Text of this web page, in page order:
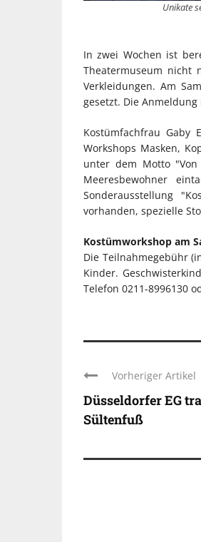
Unikate
In zwei Wochen ist
Theatermuseum nicht
Verkleidungen. Am
gesetzt. Die
Kostümfachfrau Gaby
Workshops Masken,
unter dem Motto
Meeresbewohner
Sonderausstellung
vorhanden, spezielle
Kostümworkshop am
Die Teilnahmegebühr
Kinder.
Telefon 0211-8996130
Vorheriger Artikel
Düsseldorfer EG
Sültenfuß